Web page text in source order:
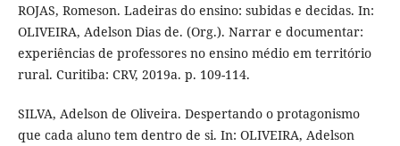
ROJAS, Romeson. Ladeiras do ensino: subidas e decidas. In:
OLIVEIRA, Adelson Dias de. (Org.). Narrar e documentar:
experiências de professores no ensino médio em território
rural. Curitiba: CRV, 2019a. p. 109-114.
SILVA, Adelson de Oliveira. Despertando o protagonismo
que cada aluno tem dentro de si. In: OLIVEIRA, Adelson